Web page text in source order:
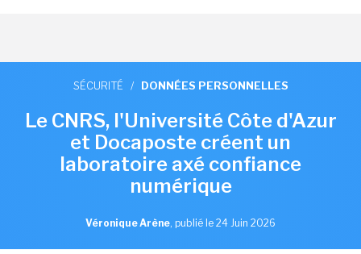
SÉCURITÉ / DONNÉES PERSONNELLES
Le CNRS, l'Université Côte d'Azur
et Docaposte créent un
laboratoire axé confiance
numérique
Véronique Arène, publié le 24 Juin 2026